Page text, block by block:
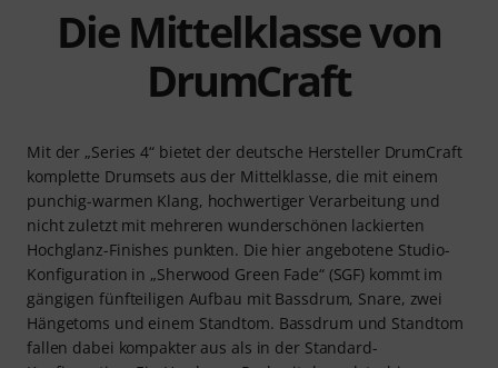
Die Mittelklasse von
DrumCraft
Mit der „Series 4“ bietet der deutsche Hersteller DrumCraft
komplette Drumsets aus der Mittelklasse, die mit einem
punchig-warmen Klang, hochwertiger Verarbeitung und
nicht zuletzt mit mehreren wunderschönen lackierten
Hochglanz-Finishes punkten. Die hier angebotene Studio-
Konfiguration in „Sherwood Green Fade“ (SGF) kommt im
gängigen fünfteiligen Aufbau mit Bassdrum, Snare, zwei
Hängetoms und einem Standtom. Bassdrum und Standtom
fallen dabei kompakter aus als in der Standard-